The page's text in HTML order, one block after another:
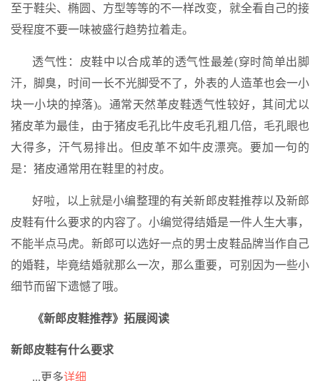
至于鞋尖、椭圆、方型等等的不一样改变，就全看自己的接
受程度不要一味被盛行趋势拉着走。
透气性：皮鞋中以合成革的透气性最差(穿时简单出脚
汗，脚臭，时间一长不光脚受不了，外表的人造革也会一小
块一小块的掉落)。通常天然革皮鞋透气性较好，其间尤以
猪皮革为最佳，由于猪皮毛孔比牛皮毛孔粗几倍，毛孔眼也
大得多，汗气易排出。但皮革不如牛皮漂亮。要加一句的
是：猪皮通常用在鞋里的衬皮。
好啦，以上就是小编整理的有关新郎皮鞋推荐以及新郎
皮鞋有什么要求的内容了。小编觉得结婚是一件人生大事，
不能半点马虎。新郎可以选好一点的男士皮鞋品牌当作自己
的婚鞋，毕竟结婚就那么一次，那么重要，可别因为一些小
细节而留下遗憾了哦。
《新郎皮鞋推荐》拓展阅读
新郎皮鞋有什么要求
...更多详细